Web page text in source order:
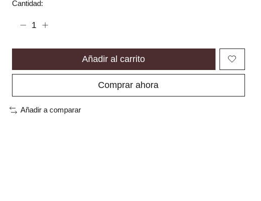
Cantidad:
Añadir al carrito
Comprar ahora
Añadir a comparar